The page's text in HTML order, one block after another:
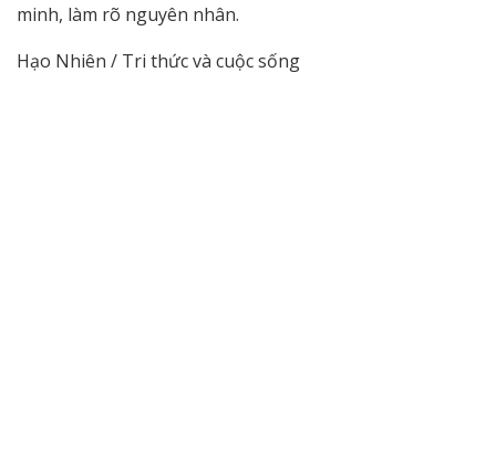
minh, làm rõ nguyên nhân.
Hạo Nhiên / Tri thức và cuộc sống